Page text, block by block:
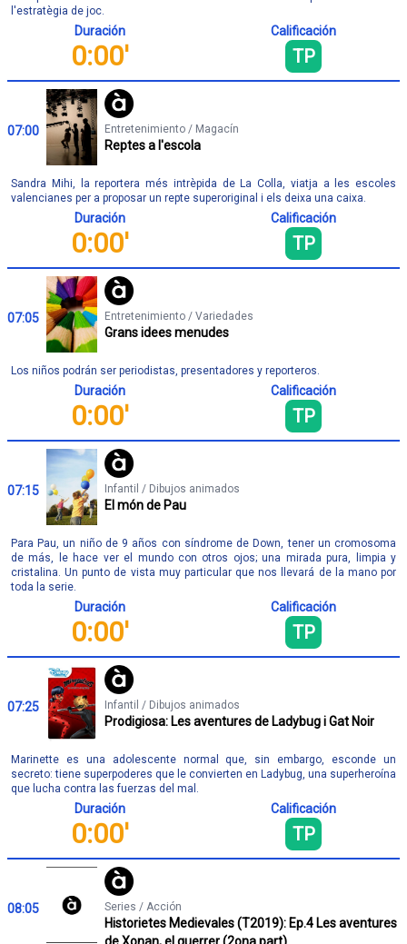
l'estratègia de joc.
Duración
0:00'
Calificación
TP
07:00 Entretenimiento / Magacín
Reptes a l'escola
Sandra Mihi, la reportera més intrèpida de La Colla, viatja a les escoles
valencianes per a proposar un repte superoriginal i els deixa una caixa.
Duración
0:00'
Calificación
TP
07:05 Entretenimiento / Variedades
Grans idees menudes
Los niños podrán ser periodistas, presentadores y reporteros.
Duración
0:00'
Calificación
TP
07:15 Infantil / Dibujos animados
El món de Pau
Para Pau, un niño de 9 años con síndrome de Down, tener un cromosoma
de más, le hace ver el mundo con otros ojos; una mirada pura, limpia y
cristalina. Un punto de vista muy particular que nos llevará de la mano por
toda la serie.
Duración
0:00'
Calificación
TP
07:25 Infantil / Dibujos animados
Prodigiosa: Les aventures de Ladybug i Gat Noir
Marinette es una adolescente normal que, sin embargo, esconde un
secreto: tiene superpoderes que le convierten en Ladybug, una superheroína
que lucha contra las fuerzas del mal.
Duración
0:00'
Calificación
TP
08:05 Series / Acción
Historietes Medievales (T2019): Ep.4 Les aventures